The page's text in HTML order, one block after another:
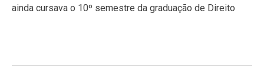
ainda cursava o 10º semestre da graduação de Direito